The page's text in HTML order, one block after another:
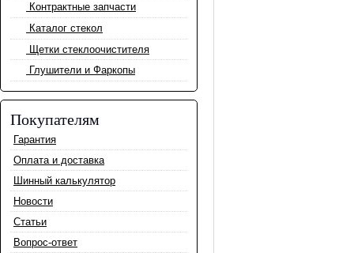
Контрактные запчасти
Каталог стекол
Щетки стеклоочистителя
Глушители и Фаркопы
Покупателям
Гарантия
Оплата и доставка
Шинный калькулятор
Новости
Статьи
Вопрос-ответ